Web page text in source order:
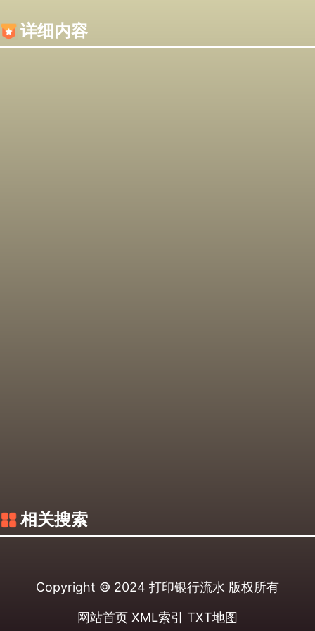
详细内容
相关搜索
Copyright © 2024 打印银行流水 版权所有
网站首页 XML索引 TXT地图